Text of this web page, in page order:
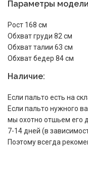
Параметры
Рост 168 см
Обхват груди 82 см
Обхват талии 63 см
Обхват бедер 84 см
Наличие:
Если пальто есть на
Если пальто нужного
мы охотно отшьем его
7-14 дней (в
Поэтому всегда